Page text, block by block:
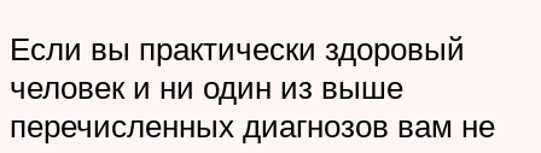
Если вы практически здоровый
человек и ни один из выше
перечисленных диагнозов вам не